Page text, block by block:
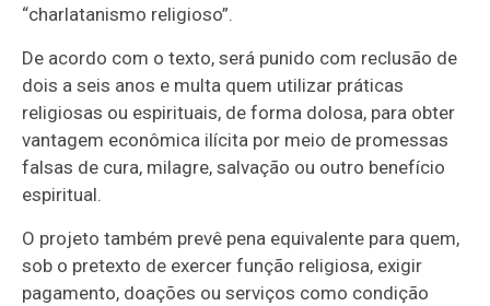
“charlatanismo religioso”.
De acordo com o texto, será punido com reclusão de
dois a seis anos e multa quem utilizar práticas
religiosas ou espirituais, de forma dolosa, para obter
vantagem econômica ilícita por meio de promessas
falsas de cura, milagre, salvação ou outro benefício
espiritual.
O projeto também prevê pena equivalente para quem,
sob o pretexto de exercer função religiosa, exigir
pagamento, doações ou serviços como condição